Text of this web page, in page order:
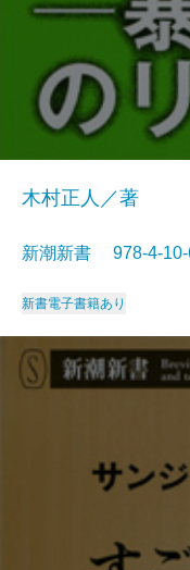
木村正人／著
新潮新書 978-4-
新書電子書籍あり